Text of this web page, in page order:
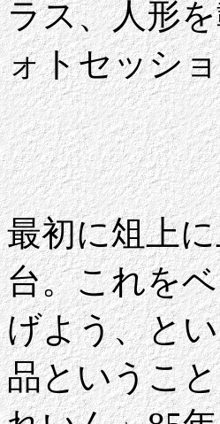
ラス、人形
ォトセッシ
最初に俎上
台。これを
げよう、と
品というこ